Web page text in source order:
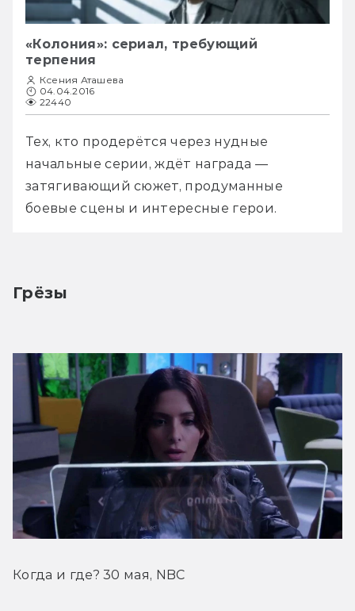
«Колония»: сериал, требующий
терпения
Ксения Аташева
04.04.2016
22440
Тех, кто продерётся через нудные
начальные серии, ждёт награда —
затягивающий сюжет, продуманные
боевые сцены и интересные герои.
Грёзы
Когда и где? 30 мая, NBC